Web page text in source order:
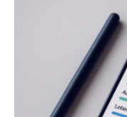
Unterkünfte fast
viele Beschäftigte
Juli ausgezahlte
sich den
können. Allerdings
einmal die Hälfte
Privatwirtschaft